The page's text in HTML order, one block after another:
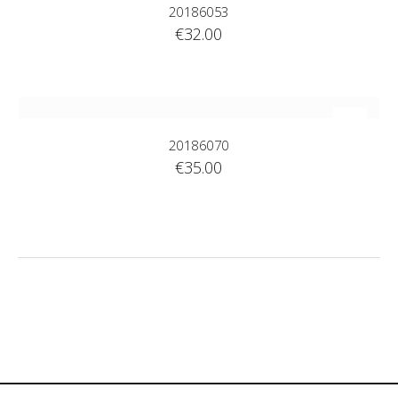
20186053
€32.00
20186070
€35.00